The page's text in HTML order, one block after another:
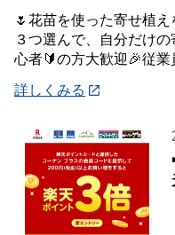
🌷花苗を使った寄せ植
３つ選んで、自分だけ
心者🔰の方大歓迎🎉従業
詳しくみる